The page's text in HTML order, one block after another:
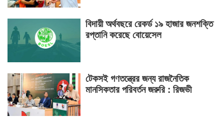
বিদায়ী অর্থবছরে রেকর্ড ১৯ হাজার জনশক্তি
রপ্তানি করেছে বোয়েসেল
টেকসই গণতন্ত্রের জন্য রাজনৈতিক
মানসিকতার পরিবর্তন জরুরি : রিজভী